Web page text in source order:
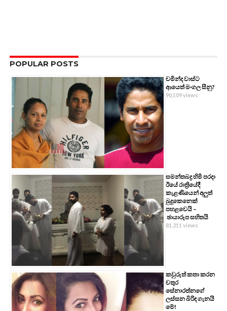
POPULAR POSTS
චමින්ද වාස්ට
ආයෙත් මංගල සීනු?
90,109 views
සමන්තබද්‍ර හිමි පරදා
ඊයේ රාත්‍රියේදී
කැළණියෙන් අලුත්
බුදුකෙනෙක්
පහළවෙයි –
ඡායාරූප සහිතයි
81,211 views
කවුරුත් කතා කරන
චතුර
සේනාරත්නගේ
ලස්සන බිරිඳ ගැනයි
මේ!